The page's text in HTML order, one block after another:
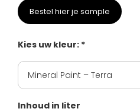
Bestel hier je sample
Kies uw kleur: *
Inhoud in liter